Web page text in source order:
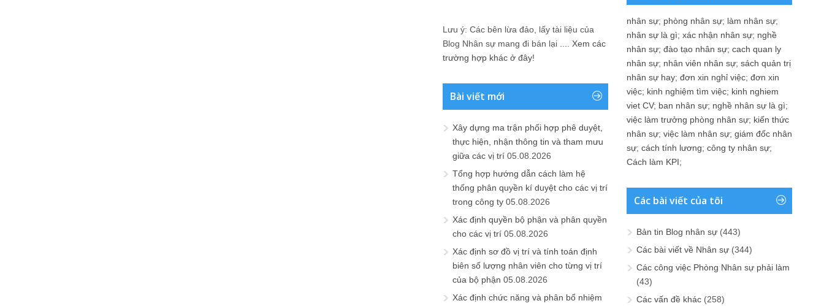
Lưu ý: Các bên lừa đảo, lấy tài liệu của
Blog Nhân sự mang đi bán lại .... Xem các
trường hợp khác ở đây!
Bài viết mới
Xây dựng ma trận phối hợp phê duyệt,
thực hiện, nhận thông tin và tham mưu
giữa các vị trí 05.08.2026
Tổng hợp hướng dẫn cách làm hệ
thống phân quyền kí duyệt cho các vị trí
trong công ty 05.08.2026
Xác định quyền bộ phận và phân quyền
cho các vị trí 05.08.2026
Xác định sơ đồ vị trí và tính toán định
biên số lượng nhân viên cho từng vị trí
của bộ phận 05.08.2026
Xác định chức năng và phân bổ nhiệm
nhân sự; phòng nhân sự; làm nhân sự;
nhân sự là gì; xác nhận nhân sự; nghề
nhân sự; đào tạo nhân sự; cach quan ly
nhân sự; nhân viên nhân sự; sách quản trị
nhân sự hay; đơn xin nghỉ việc; đơn xin
việc; kinh nghiệm tìm việc; kinh nghiem
viet CV; ban nhân sự; nghề nhân sự là gì;
việc làm trưởng phòng nhân sự; kiến thức
nhân sự; việc làm nhân sự; giám đốc nhân
sự; cách tính lương; công ty nhân sự;
Cách làm KPI;
Các bài viết của tôi
Bản tin Blog nhân sự (443)
Các bài viết về Nhân sự (344)
Các công việc Phòng Nhân sự phải làm
(43)
Các vấn đề khác (258)